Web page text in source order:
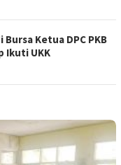
Ketua DPC PKB
Ikuti UKK